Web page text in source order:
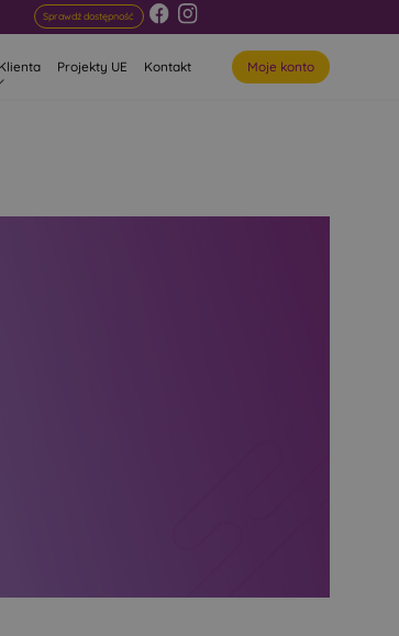
Sprawdź dostępność
Projekty UE Kontakt Moje konto